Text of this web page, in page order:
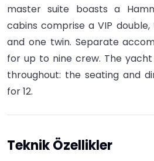
master suite boasts a
cabins comprise a VIP
and one twin. Separate
for up to nine crew. The yacht
throughout: the seating and
for 12.
Teknik Özellikler